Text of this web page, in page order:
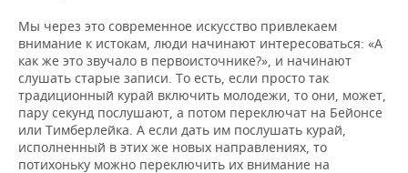
Мы через это современное искусство привлекаем
внимание к истокам, люди начинают интересоваться: «А
как же это звучало в первоисточнике?», и начинают
слушать старые записи. То есть, если просто так
традиционный курай включить молодежи, то они, может,
пару секунд послушают, а потом переключат на Бейонсе
или Тимберлейка. А если дать им послушать курай,
исполненный в этих же новых направлениях, то
потихоньку можно переключить их внимание на